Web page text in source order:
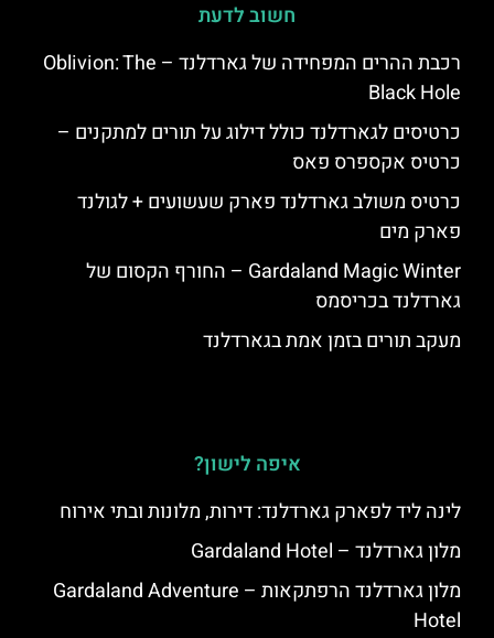
חשוב לדעת
רכבת ההרים המפחידה של גארדלנד – Oblivion: The
Black Hole
כרטיסים לגארדלנד כולל דילוג על תורים למתקנים –
כרטיס אקספרס פאס
כרטיס משולב גארדלנד פארק שעשועים + לגולנד
פארק מים
Gardaland Magic Winter – החורף הקסום של
גארדלנד בכריסמס
מעקב תורים בזמן אמת בגארדלנד
איפה לישון?
לינה ליד לפארק גארדלנד: דירות, מלונות ובתי אירוח
מלון גארדלנד – Gardaland Hotel
מלון גארדלנד הרפתקאות – Gardaland Adventure
Hotel